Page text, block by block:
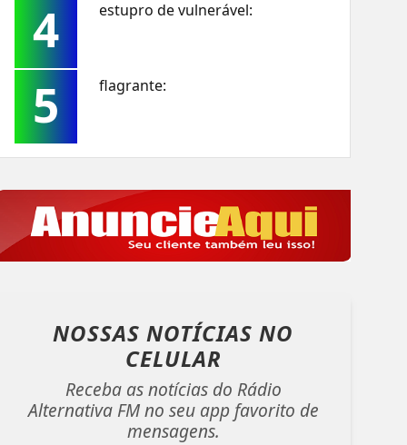
4 estupro de vulnerável:
5 flagrante:
NOSSAS NOTÍCIASNO
CELULAR
Receba as notícias do Rádio
Alternativa FM no seu app favorito de
mensagens.